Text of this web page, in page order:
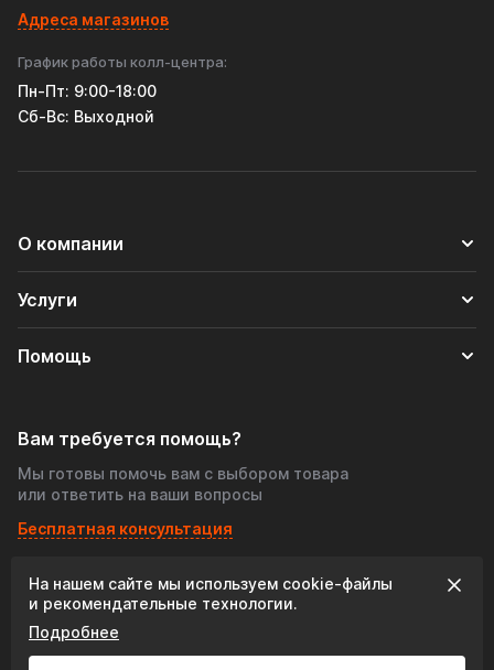
Адреса магазинов
График работы колл-центра:
Пн-Пт: 9:00-18:00
Cб-Вс: Выходной
О компании
Услуги
Помощь
Вам требуется помощь?
Мы готовы помочь вам с выбором товара
или ответить на ваши вопросы
Бесплатная консультация
© 2026 «Tofris-shop», Все права защищены
На нашем сайте мы используем cookie‑файлы
и рекомендательные технологии.
Подробнее